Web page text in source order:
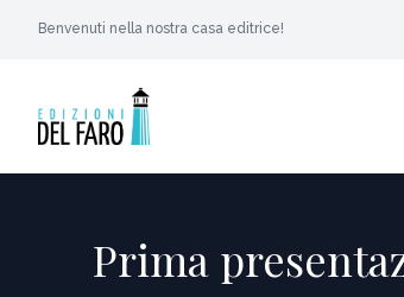
Benvenuti nella nostra casa editrice!
Prima